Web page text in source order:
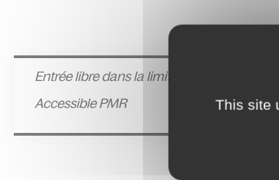
Entrée libre dans la limite des places
Accessible PMR
This site